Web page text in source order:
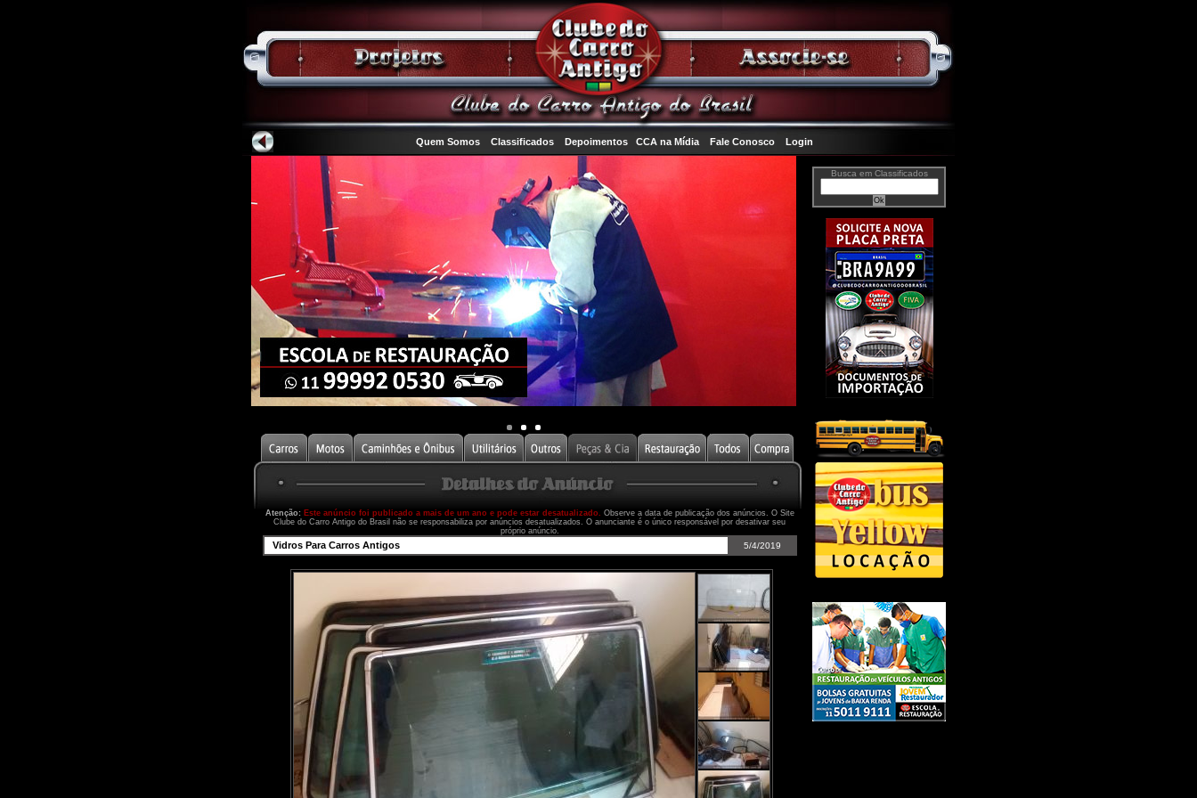
Quem Somos Classificados Depoimentos CCA na Mídia Fale Conosco Login
Atenção: Este anúncio foi publicado a mais de um ano e pode estar desatualizado. Observe a data de publicação dos anúncios. O Site
Clube do Carro Antigo do Brasil não se responsabiliza por anúncios desatualizados. O anunciante é o único responsável por desativar seu
próprio anúncio.
Vidros Para Carros Antigos 5/4/2019
Busca em Classificados